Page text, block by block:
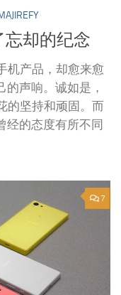
忘却的纪念
机产品，却愈来愈
声响。诚如是，
的坚持和顽固。而
经的态度有所不同
7